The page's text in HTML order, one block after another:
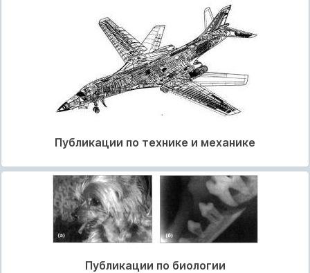
Публикации по технике и механике
Публикации по биологии